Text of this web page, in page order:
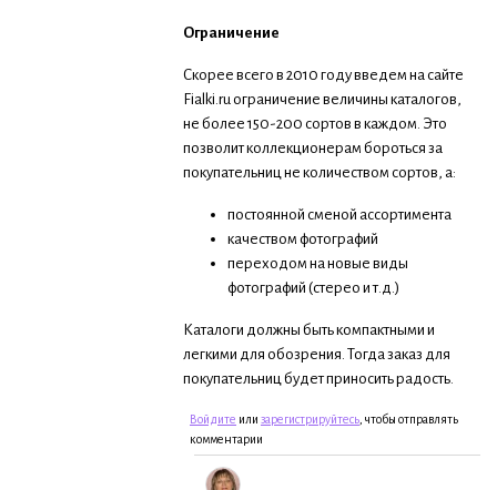
Ограничение
Скорее всего в 2010 году введем на сайте
Fialki.ru ограничение величины каталогов,
не более 150-200 сортов в каждом. Это
позволит коллекционерам бороться за
покупательниц не количеством сортов, а:
постоянной сменой ассортимента
качеством фотографий
переходом на новые виды
фотографий (стерео и т.д.)
Каталоги должны быть компактными и
легкими для обозрения. Тогда заказ для
покупательниц будет приносить радость.
Войдите или зарегистрируйтесь , чтобы отправлять
комментарии